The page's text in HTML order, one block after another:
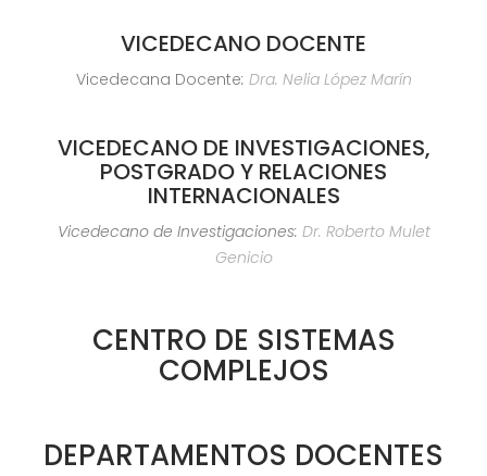
VICEDECANO DOCENTE
Vicedecana Docente: Dra. Nelia López Marín
VICEDECANO DE INVESTIGACIONES,
POSTGRADO Y RELACIONES
INTERNACIONALES
Vicedecano de Investigaciones: Dr. Roberto Mulet
Genicio
CENTRO DE SISTEMAS
COMPLEJOS
DEPARTAMENTOS DOCENTES